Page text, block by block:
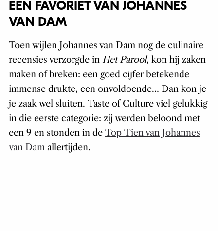
EEN FAVORIET VAN JOHANNES
VAN DAM
Toen wijlen Johannes van Dam nog de culinaire
recensies verzorgde in Het Parool, kon hij zaken
maken of breken: een goed cijfer betekende
immense drukte, een onvoldoende… Dan kon je
je zaak wel sluiten. Taste of Culture viel gelukkig
in die eerste categorie: zij werden beloond met
een 9 en stonden in de Top Tien van Johannes
van Damallertijden.